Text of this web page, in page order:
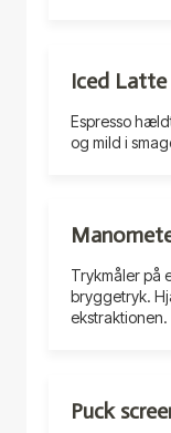
Iced Latte
Espresso
og mild i
Trykmåler på
bryggetryk.
ekstraktionen.
Puck